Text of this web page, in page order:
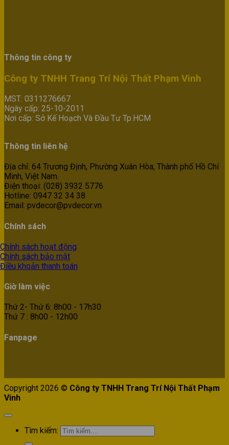
Thông tin công ty
Công ty TNHH Trang Trí Nội Thất Phạm Vinh
MST: 0311276667
Ngày cấp: 25-10-2011
Nơi cấp: Sở Kế Hoạch Và Đầu Tư Tp.HCM
Thông tin liên hệ
Địa chỉ: 64 Trương Định, Phường Xuân Hòa, Thành phố Hồ Chí
Minh, Việt Nam.
Điện thoại: (028) 3932 5776
Hotline: 0947 32 34 38
Email: pvdecor@pvdecor.vn
Chính sách
Chính sách hoạt động
Chính sách bảo mật
Điều khoản thanh toán
Giờ làm việc
Thứ 2- Thứ 6: 8h00 - 17h30
Thứ 7 : 8h00 - 12h00
Fanpage
Copyright 2026 © Công ty TNHH Trang Trí Nội Thất Phạm
Vinh
Tìm kiếm: